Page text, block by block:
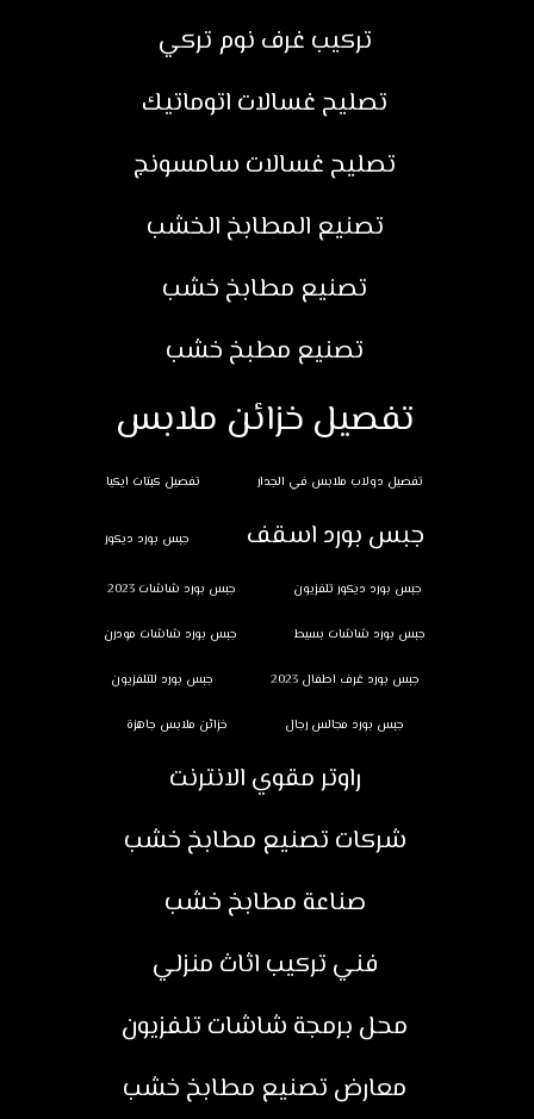
تركيب غرف نوم تركي
تصليح غسالات اتوماتيك
تصليح غسالات سامسونج
تصنيع المطابخ الخشب
تصنيع مطابخ خشب
تصنيع مطبخ خشب
تفصيل خزائن ملابس
تفصيل دولاب ملابس في الجدار تفصيل كبتات ايكيا
جبس بورد اسقف جبس بورد ديكور
جبس بورد ديكور تلفزيون جبس بورد شاشات 2023
جبس بورد شاشات بسيط جبس بورد شاشات مودرن
جبس بورد غرف اطفال 2023 جبس بورد للتلفزيون
جبس بورد مجالس رجال خزائن ملابس جاهزة
راوتر مقوي الانترنت
شركات تصنيع مطابخ خشب
صناعة مطابخ خشب
فني تركيب اثاث منزلي
محل برمجة شاشات تلفزيون
معارض تصنيع مطابخ خشب